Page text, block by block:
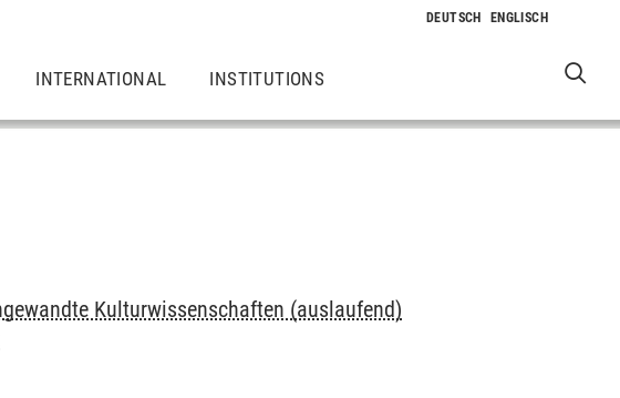
INTERNATIONAL INSTITUTIONS
Kulturwissenschaften (auslaufend)